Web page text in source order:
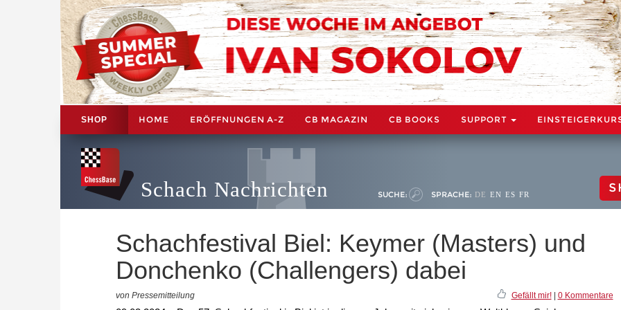
SHOP HOME ERÖFFNUNGEN A-Z CB MAGAZIN CB BOOKS SUPPORT
Schach Nachrichten SUCHE: SPRACHE: DE EN ES FR
Schachfestival Biel: Keymer (Masters) und
Donchenko (Challengers) dabei
von Pressemitteilung Gefällt mir!| 0 Kommentare